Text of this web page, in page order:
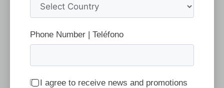
Phone Number | Teléfono
I agree to receive news and promotions